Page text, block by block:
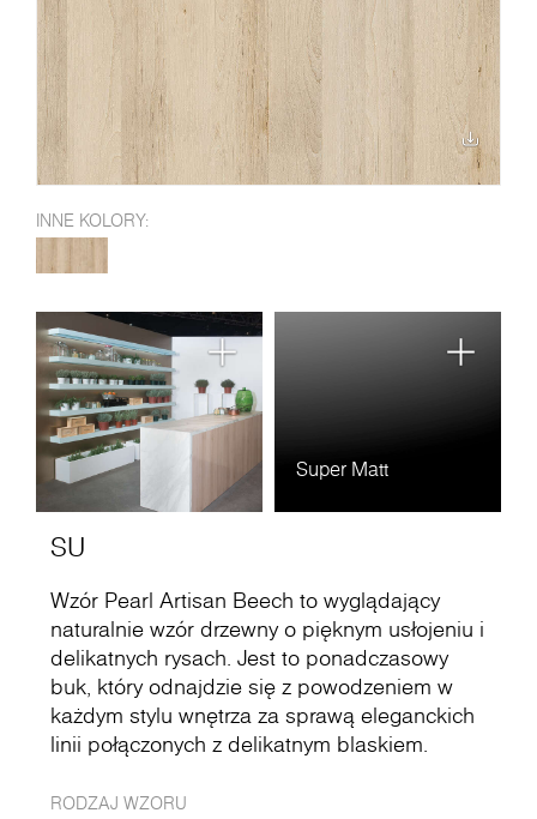
INNE KOLORY:
Super Matt
SU
Wzór Pearl Artisan Beech to wyglądający
naturalnie wzór drzewny o pięknym usłojeniu i
delikatnych rysach. Jest to ponadczasowy
buk, który odnajdzie się z powodzeniem w
każdym stylu wnętrza za sprawą eleganckich
linii połączonych z delikatnym blaskiem.
RODZAJ WZORU